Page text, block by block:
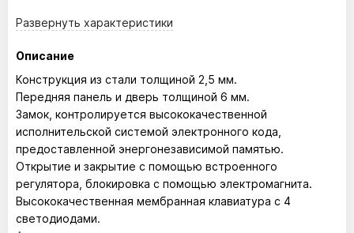
Развернуть характеристики
Описание
Конструкция из стали толщиной 2,5 мм.
Передняя панель и дверь толщиной 6 мм.
Замок, контролируется высококачественной
исполнительской системой электронного кода,
предоставленной энергонезависимой памятью.
Открытие и закрытие с помощью встроенного
регулятора, блокировка с помощью электромагнита.
Высококачественная мембранная клавиатура с 4
светодиодами.